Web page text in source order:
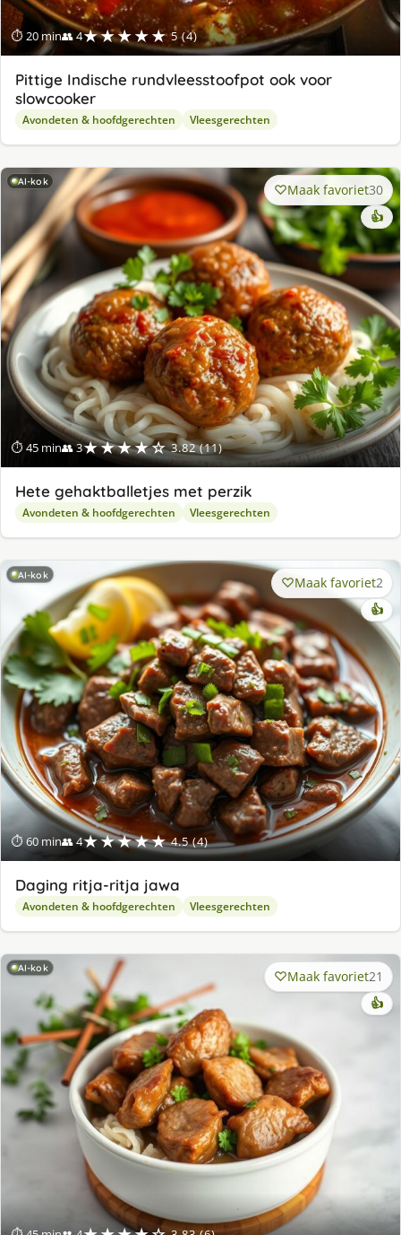
⏱ 20 min👥 4★★★★★ 5 (4)
Pittige Indische rundvleesstoofpot ook voor
slowcooker
Avondeten & hoofdgerechten Vleesgerechten
AI-kok
⏱ 45 min👥 3★★★★☆ 3.82 (11)
Maak favoriet30
👍
Hete gehaktballetjes met perzik
Avondeten & hoofdgerechten Vleesgerechten
AI-kok
⏱ 60 min👥 4★★★★★ 4.5 (4)
Maak favoriet2
👍
Daging ritja-ritja jawa
Avondeten & hoofdgerechten Vleesgerechten
AI-kok Maak favoriet21
👍